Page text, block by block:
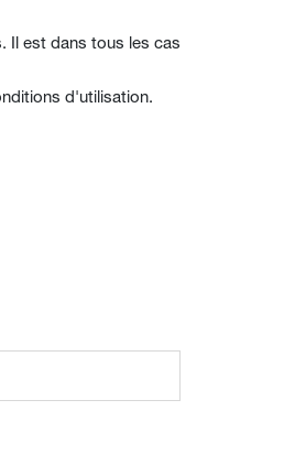
Il est dans tous les cas
d'utilisation.